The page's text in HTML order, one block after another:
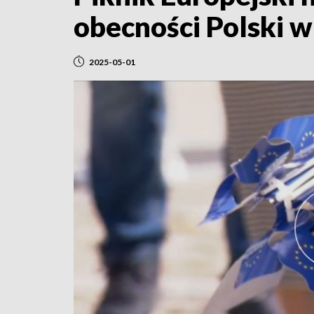
obecności Polski
2025-05-01